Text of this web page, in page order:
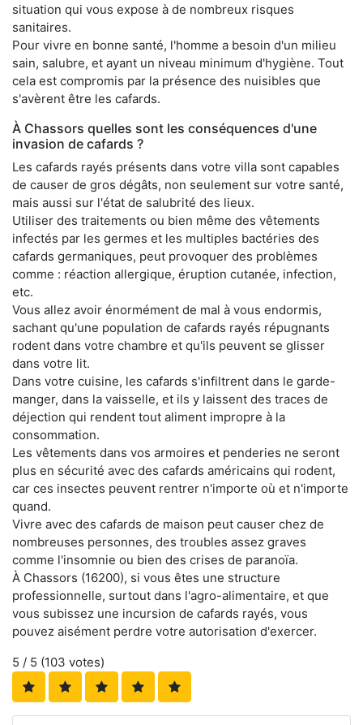
situation qui vous expose à de nombreux risques
sanitaires.
Pour vivre en bonne santé, l'homme a besoin d'un milieu
sain, salubre, et ayant un niveau minimum d'hygiène. Tout
cela est compromis par la présence des nuisibles que
s'avèrent être les cafards.
À Chassors quelles sont les conséquences d'une
invasion de cafards ?
Les cafards rayés présents dans votre villa sont capables
de causer de gros dégâts, non seulement sur votre santé,
mais aussi sur l'état de salubrité des lieux.
Utiliser des traitements ou bien même des vêtements
infectés par les germes et les multiples bactéries des
cafards germaniques, peut provoquer des problèmes
comme : réaction allergique, éruption cutanée, infection,
etc.
Vous allez avoir énormément de mal à vous endormis,
sachant qu'une population de cafards rayés répugnants
rodent dans votre chambre et qu'ils peuvent se glisser
dans votre lit.
Dans votre cuisine, les cafards s'infiltrent dans le garde-
manger, dans la vaisselle, et ils y laissent des traces de
déjection qui rendent tout aliment impropre à la
consommation.
Les vêtements dans vos armoires et penderies ne seront
plus en sécurité avec des cafards américains qui rodent,
car ces insectes peuvent rentrer n'importe où et n'importe
quand.
Vivre avec des cafards de maison peut causer chez de
nombreuses personnes, des troubles assez graves
comme l'insomnie ou bien des crises de paranoïa.
À Chassors (16200), si vous êtes une structure
professionnelle, surtout dans l'agro-alimentaire, et que
vous subissez une incursion de cafards rayés, vous
pouvez aisément perdre votre autorisation d'exercer.
5 / 5 (103 votes)